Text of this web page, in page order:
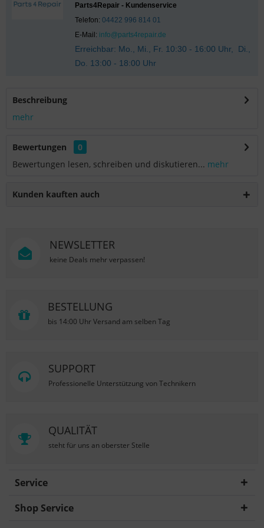
Parts4Repair - Kundenservice
Telefon: 04422 996 814 01
E-Mail: info@parts4repair.de
Erreichbar: Mo., Mi., Fr. 10:30 - 16:00 Uhr, Di.,
Do. 13:00 - 18:00 Uhr
Beschreibung
mehr
Bewertungen
0
Bewertungen lesen, schreiben und diskutieren... mehr
Kunden kauften auch
NEWSLETTER
keine Deals mehr verpassen!
BESTELLUNG
bis 14:00 Uhr Versand am selben Tag
SUPPORT
Professionelle Unterstützung von Technikern
QUALITÄT
steht für uns an oberster Stelle
Service
Shop Service